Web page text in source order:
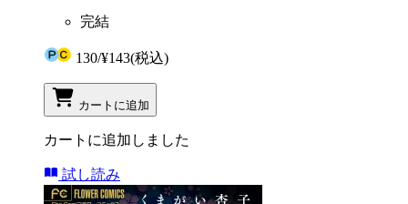
完結
130/¥143(税込)
カートに追加
カートに追加しました
試し読み